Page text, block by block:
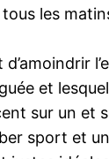
les
et
sur un et
sport et